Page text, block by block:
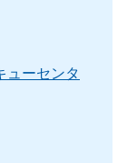
ューセンタ